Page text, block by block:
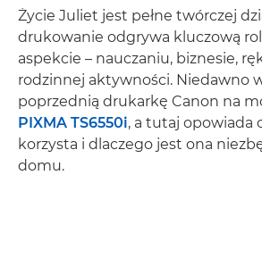
Życie Juliet jest pełne twórczej
drukowanie odgrywa kluczową
aspekcie – nauczaniu, biznesie,
rodzinnej aktywności. Niedawno
poprzednią drukarkę Canon na
PIXMA TS6550i, a tutaj opowiada
korzysta i dlaczego jest ona
domu.